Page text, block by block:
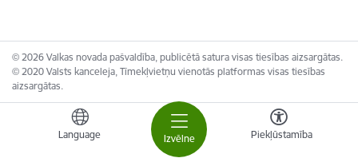
Izvēlne
Language Piekļūstamība
© 2026 Valkas novada pašvaldība, publicētā satura visas tiesības aizsargātas.
© 2020 Valsts kanceleja, Tīmekļvietņu vienotās platformas visas tiesības
aizsargātas.